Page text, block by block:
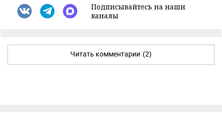
Подписывайтесь на наши
каналы
Читать комментарии (2)